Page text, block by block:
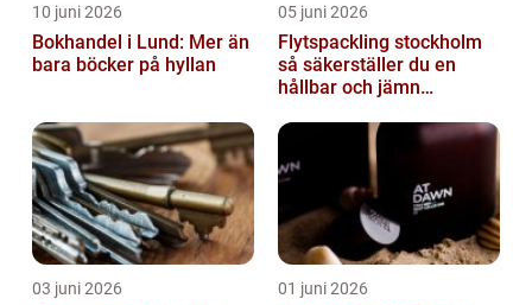
10 juni 2026
Bokhandel i Lund: Mer än
bara böcker på hyllan
05 juni 2026
Flytspackling stockholm
så säkerställer du en
hållbar och jämn
03 juni 2026 01 juni 2026